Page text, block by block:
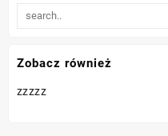
Zobacz również
zzzzz